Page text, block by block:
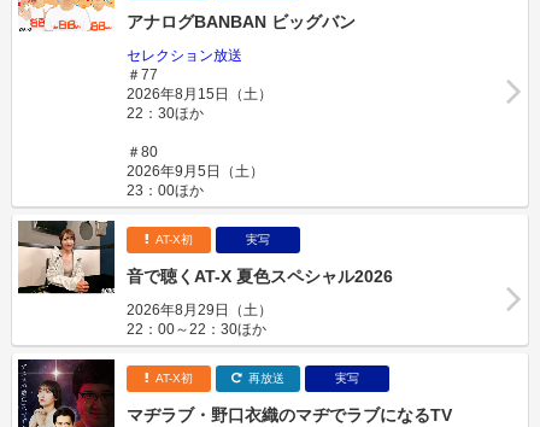
アナログBANBAN ビッグバン
セレクション放送
＃77
2026年8月15日（土）
22：30ほか
＃80
2026年9月5日（土）
23：00ほか
AT-X初 実写
音で聴くAT-X 夏色スペシャル2026
2026年8月29日（土）
22：00～22：30ほか
AT-X初 再放送 実写
マヂラブ・野口衣織のマヂでラブになるTV